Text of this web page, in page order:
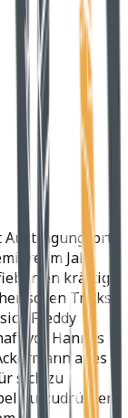
im Jahr
kräftig
Tricks
Freddy
vor Hannes
alles
sich zu
aufzudrücken.